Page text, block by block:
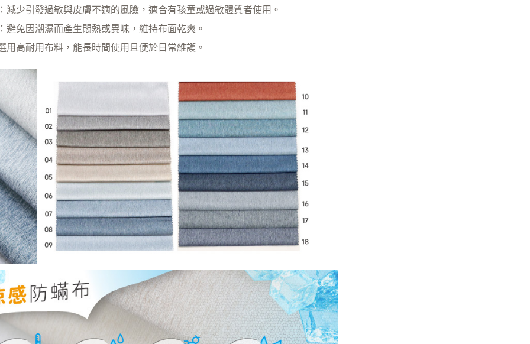
減少引發過敏與皮膚不適的風險，適合有孩童或過敏體質者使用。
避免因潮濕而產生悶熱或異味，維持布面乾爽。
用高耐用布料，能長時間使用且便於日常維護。